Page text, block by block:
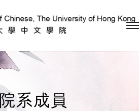
跳到內容（按回車鍵）
院系成員